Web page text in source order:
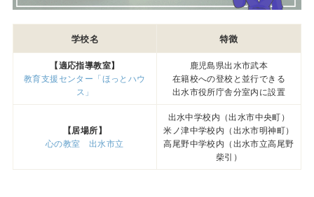
学校名 特徴
【適応指導教室】
教育支援センター「ほっとハウ
ス」
鹿児島県出水市武本
在籍校への登校と並行できる
出水市役所庁舎分室内に設置
【居場所】
心の教室 出水市立
出水中学校内（出水市中央町）
米ノ津中学校内（出水市明神町）
高尾野中学校内（出水市立高尾野
柴引）